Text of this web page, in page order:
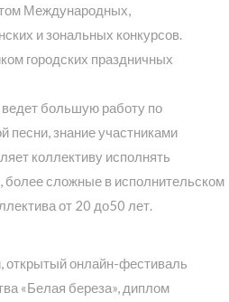
Международных,
и зональных конкурсов.
городских праздничных
большую работу по
песни, знание участниками
коллективу исполнять
сложные в исполнительском
от 20 до50 лет.
открытый онлайн-фестиваль
«Белая береза», диплом